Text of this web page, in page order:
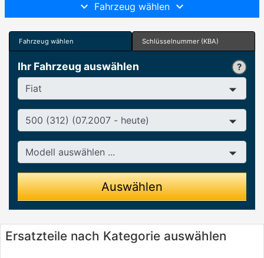
Fahrzeug wählen
Fahrzeug wählen Schlüsselnummer (KBA)
Ihr Fahrzeug auswählen
Hersteller
Baureihe
Modell
Auswählen
Ersatzteile nach Kategorie auswählen